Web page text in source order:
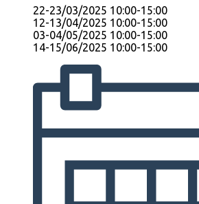
22-23/03/2025 10:00-15:00
12-13/04/2025 10:00-15:00
03-04/05/2025 10:00-15:00
14-15/06/2025 10:00-15:00